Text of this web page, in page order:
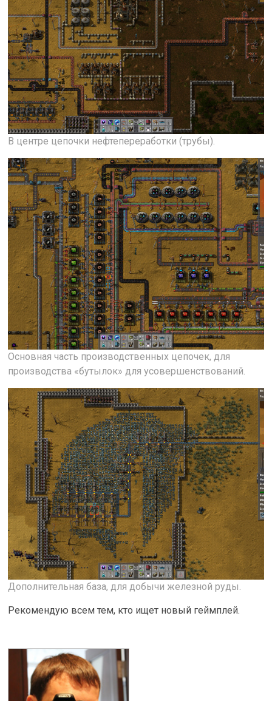
В центре цепочки нефтепереработки (трубы).
Основная часть производственных цепочек, для
производства «бутылок» для усовершенствований.
Дополнительная база, для добычи железной руды.
Рекомендую всем тем, кто ищет новый геймплей.